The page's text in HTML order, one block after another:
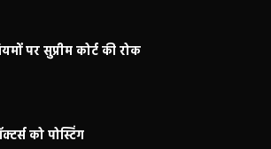
पर सुप्रीम कोर्ट की रोक
को पोस्टिंग